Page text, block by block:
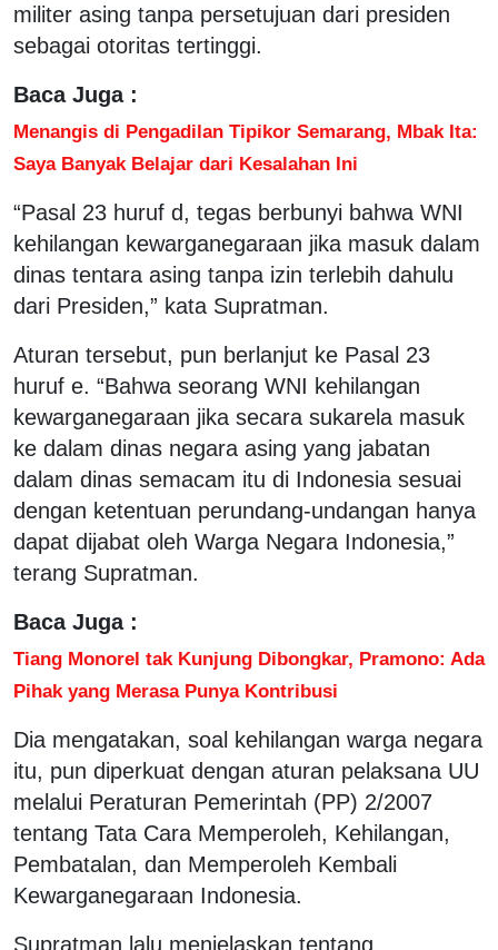
militer asing tanpa persetujuan dari presiden
sebagai otoritas tertinggi.
Baca Juga :
Menangis di Pengadilan Tipikor Semarang, Mbak Ita:
Saya Banyak Belajar dari Kesalahan Ini
“Pasal 23 huruf d, tegas berbunyi bahwa WNI
kehilangan kewarganegaraan jika masuk dalam
dinas tentara asing tanpa izin terlebih dahulu
dari Presiden,” kata Supratman.
Aturan tersebut, pun berlanjut ke Pasal 23
huruf e. “Bahwa seorang WNI kehilangan
kewarganegaraan jika secara sukarela masuk
ke dalam dinas negara asing yang jabatan
dalam dinas semacam itu di Indonesia sesuai
dengan ketentuan perundang-undangan hanya
dapat dijabat oleh Warga Negara Indonesia,”
terang Supratman.
Baca Juga :
Tiang Monorel tak Kunjung Dibongkar, Pramono: Ada
Pihak yang Merasa Punya Kontribusi
Dia mengatakan, soal kehilangan warga negara
itu, pun diperkuat dengan aturan pelaksana UU
melalui Peraturan Pemerintah (PP) 2/2007
tentang Tata Cara Memperoleh, Kehilangan,
Pembatalan, dan Memperoleh Kembali
Kewarganegaraan Indonesia.
Supratman lalu menjelaskan tentang